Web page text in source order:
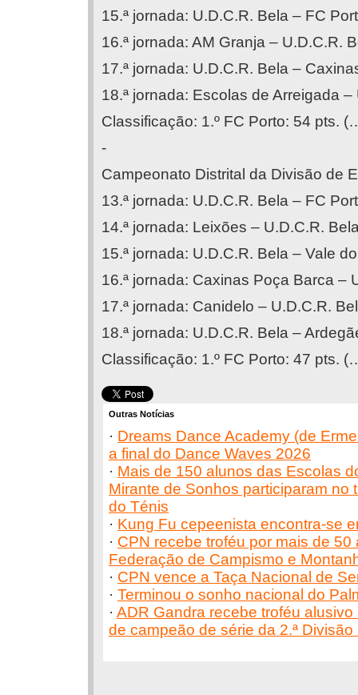
15.ª jornada: U.D.C.R. Bela – FC
16.ª jornada: AM Granja – U.D.C.R.
17.ª jornada: U.D.C.R. Bela –
18.ª jornada: Escolas de Arreigada
Classificação: 1.º FC Porto: 54 pts.
-
Campeonato Distrital da Divisão de
13.ª jornada: U.D.C.R. Bela – FC
14.ª jornada: Leixões – U.D.C.R.
15.ª jornada: U.D.C.R. Bela – Vale
16.ª jornada: Caxinas Poça Barca –
17.ª jornada: Canidelo – U.D.C.R.
18.ª jornada: U.D.C.R. Bela –
Classificação: 1.º FC Porto: 47 pts.
Outras Notícias
· Dreams Dance Academy (de
a final do Dance Waves 2026
· Mais de 150 alunos das Escolas
Mirante de Sonhos participaram no
do Ténis
· Kung Fu cepeenista encontra-se
· CPN recebe troféu por mais de
Federação de Campismo e
· CPN vence a Taça Nacional de
· Terminou o sonho nacional do
· ADR Gandra recebe troféu
de campeão de série da 2.ª Divisão